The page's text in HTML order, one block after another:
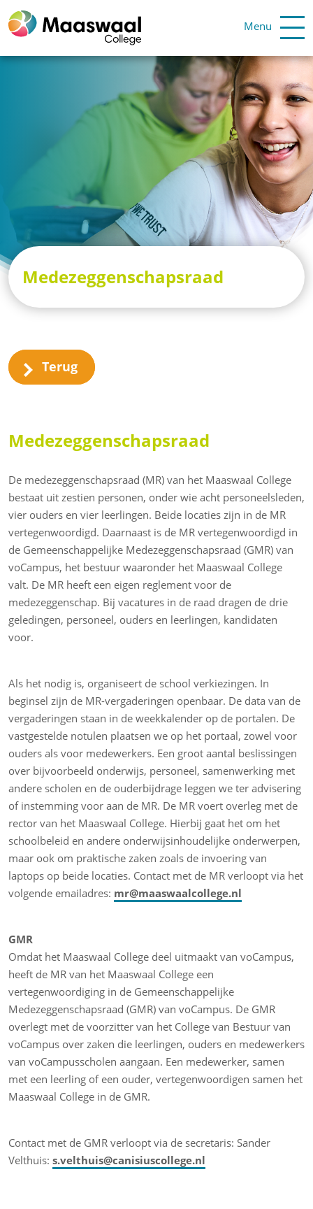
Menu
Medezeggenschapsraad
Terug
Medezeggenschapsraad
De medezeggenschapsraad (MR) van het Maaswaal College
bestaat uit zestien personen, onder wie acht personeelsleden,
vier ouders en vier leerlingen. Beide locaties zijn in de MR
vertegenwoordigd. Daarnaast is de MR vertegenwoordigd in
de Gemeenschappelijke Medezeggenschapsraad (GMR) van
voCampus, het bestuur waaronder het Maaswaal College
valt. De MR heeft een eigen reglement voor de
medezeggenschap. Bij vacatures in de raad dragen de drie
geledingen, personeel, ouders en leerlingen, kandidaten
voor.
Als het nodig is, organiseert de school verkiezingen. In
beginsel zijn de MR-vergaderingen openbaar. De data van de
vergaderingen staan in de weekkalender op de portalen. De
vastgestelde notulen plaatsen we op het portaal, zowel voor
ouders als voor medewerkers. Een groot aantal beslissingen
over bijvoorbeeld onderwijs, personeel, samenwerking met
andere scholen en de ouderbijdrage leggen we ter advisering
of instemming voor aan de MR. De MR voert overleg met de
rector van het Maaswaal College. Hierbij gaat het om het
schoolbeleid en andere onderwijsinhoudelijke onderwerpen,
maar ook om praktische zaken zoals de invoering van
laptops op beide locaties. Contact met de MR verloopt via het
volgende emailadres: mr@maaswaalcollege.nl
GMR
Omdat het Maaswaal College deel uitmaakt van voCampus,
heeft de MR van het Maaswaal College een
vertegenwoordiging in de Gemeenschappelijke
Medezeggenschapsraad (GMR) van voCampus. De GMR
overlegt met de voorzitter van het College van Bestuur van
voCampus over zaken die leerlingen, ouders en medewerkers
van voCampusscholen aangaan. Een medewerker, samen
met een leerling of een ouder, vertegenwoordigen samen het
Maaswaal College in de GMR.
Contact met de GMR verloopt via de secretaris: Sander
Velthuis: s.velthuis@canisiuscollege.nl